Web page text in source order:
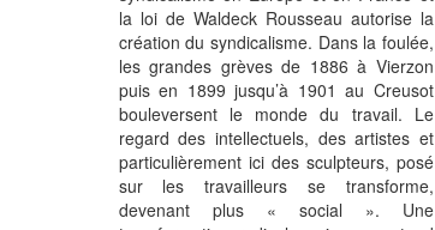
la loi de Waldeck Rousseau autorise la
création du syndicalisme. Dans la foulée,
les grandes grèves de 1886 à Vierzon
puis en 1899 jusqu’à 1901 au Creusot
bouleversent le monde du travail. Le
regard des intellectuels, des artistes et
particulièrement ici des sculpteurs, posé
sur les travailleurs se transforme,
devenant plus « social ». Une